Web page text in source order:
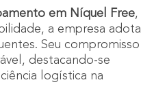
em Níquel Free,
a empresa adota
Seu compromisso
destacando-se
logística na